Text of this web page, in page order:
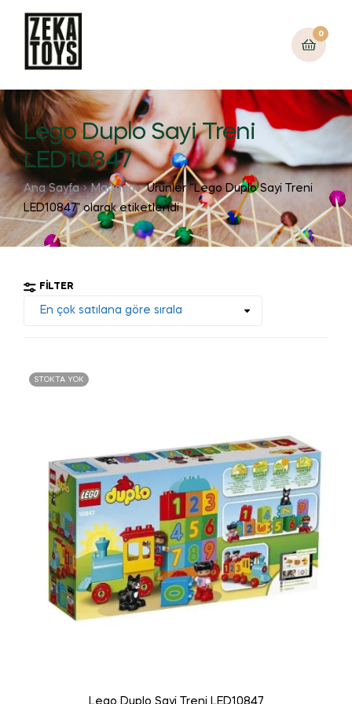
0
Lego Duplo Sayi Treni
LED10847
Ana Sayfa Mağaza
Ürünler “Lego Duplo Sayi Treni
LED10847” olarak etiketlendi
FILTER
STOKTA YOK
Lego Duplo Sayi Treni LED10847